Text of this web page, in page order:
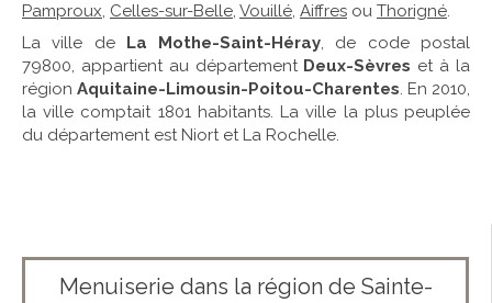
Pamproux, Celles-sur-Belle, Vouillé, Aiffres ou Thorigné.
La ville de
La Mothe-Saint-Héray, de code postal
79800, appartient au département Deux-Sèvres et à la
région Aquitaine-Limousin-Poitou-Charentes. En 2010,
la ville comptait 1801 habitants. La ville la plus peuplée
du département est Niort et La Rochelle.
Menuiserie dans la région de Sainte-